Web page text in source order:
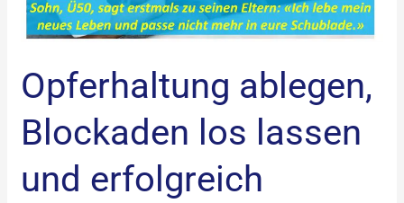
Opferhaltung ablegen,
Blockaden los lassen
und erfolgreich